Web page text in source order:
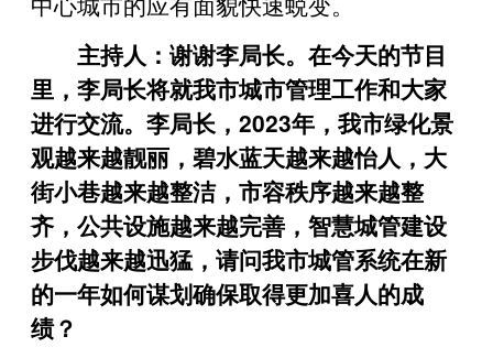
主持人：谢谢李局长。在今天的节目
里，李局长将就我市城市管理工作和大家
进行交流。李局长，2023年，我市绿化景
观越来越靓丽，碧水蓝天越来越怡人，大
街小巷越来越整洁，市容秩序越来越整
齐，公共设施越来越完善，智慧城管建设
步伐越来越迅猛，请问我市城管系统在新
的一年如何谋划确保取得更加喜人的成
绩？